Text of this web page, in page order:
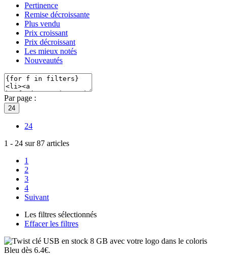
Pertinence
Remise décroissante
Plus vendu
Prix croissant
Prix décroissant
Les mieux notés
Nouveautés
Par page :
24
24
1 - 24 sur87 articles
1
2
3
4
Suivant
Les filtres sélectionnés
Effacer les filtres